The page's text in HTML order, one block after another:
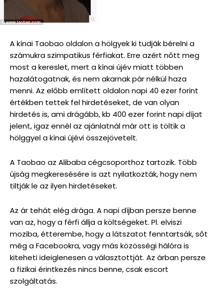
A kínai Taobao oldalon a hölgyek ki tudják bérelni a
számukra szimpatikus férfiakat. Erre azért nőtt meg
most a kereslet, mert a kínai újév miatt többen
hazalátogatnak, és nem akarnak pár nélkül haza
menni. Az előbb említett oldalon napi 40 ezer forint
értékben tettek fel hirdetéseket, de van olyan
hirdetés is, ami drágább, kb 400 ezer forint napi díjat
jelent, igaz ennél az ajánlatnál már ott is töltik a
hölggyel a kínai újévi összejövetelt.
A Taobao az Alibaba cégcsoporthoz tartozik. Több
újság megkeresésére is azt nyilatkozták, hogy nem
tiltják le az ilyen hirdetéseket.
Az ár tehát elég drága. A napi díjban persze benne
van az, hogy a férfi állja a költségeket. Pl. elviszi
moziba, étterembe, hogy a látszatot fenntartsák, sőt
még a Facebookra, vagy más közösségi hálóra is
kiteheti ideiglenesen a választottját. Az árban persze
a fizikai érintkezés nincs benne, csak escort
szolgáltatás.